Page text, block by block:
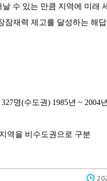
수 있는 만큼 지역에 미래
잠재력 제고를 달성하는 해
명(수도권) 1985년 ~ 2004
역을 비수도권으로 구분